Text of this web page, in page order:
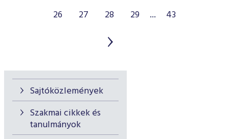
Sajtóközlemények
Szakmai cikkek és
tanulmányok
26
27 28 29 ... 43